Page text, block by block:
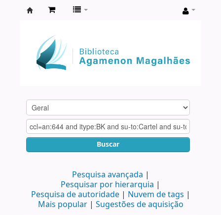
Agamenon
Magalhães
Buscar
Pesquisa avançada
Pesquisar por hierarquia
Pesquisa de autoridade
Nuvem de tags
Mais popular
Sugestões de aquisição